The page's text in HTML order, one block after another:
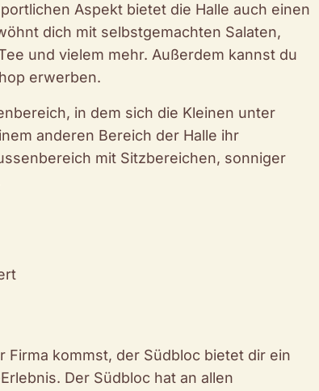
Aspekt bietet die Halle auch einen
dich mit selbstgemachten Salaten,
und vielem mehr. Außerdem kannst du
erwerben.
in dem sich die Kleinen unter
anderen Bereich der Halle ihr
mit Sitzbereichen, sonniger
Firma kommst, der Südbloc bietet dir ein
Der Südbloc hat an allen